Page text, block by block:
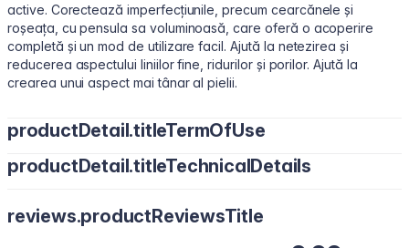
active. Corectează imperfecțiunile, precum cearcănele și
roșeața, cu pensula sa voluminoasă, care oferă o acoperire
completă și un mod de utilizare facil. Ajută la netezirea și
reducerea aspectului liniilor fine, ridurilor și porilor. Ajută la
crearea unui aspect mai tânar al pielii.
productDetail.titleTermOfUse
Aplicați puncte mici sub ochi sau pe zonele necesare cu vârful
productDetail.titleTechnicalDetails
Glycol, Peg-10 Dimethicone, Dimethicone, Polymethyl
reviews.productReviewsTitle